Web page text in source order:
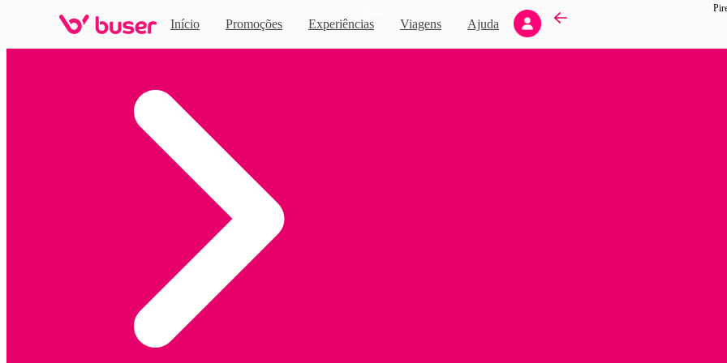
Início Promoções Experiências Viagens Ajuda